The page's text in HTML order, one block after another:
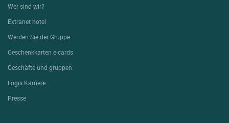
Wer sind wir?
Extranet hotel
Werden Sie der Gruppe
Geschenkkarten e-cards
Geschäfte und gruppen
Logis Karriere
Presse